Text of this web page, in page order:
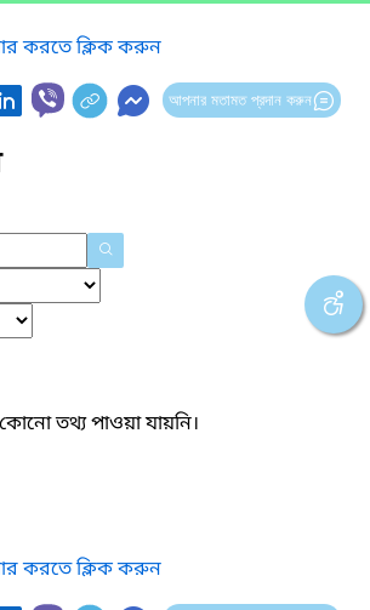
করতে ক্লিক করুন
আপনার মতামত প্রদান করুন
কোনো তথ্য পাওয়া যায়নি।
করতে ক্লিক করুন